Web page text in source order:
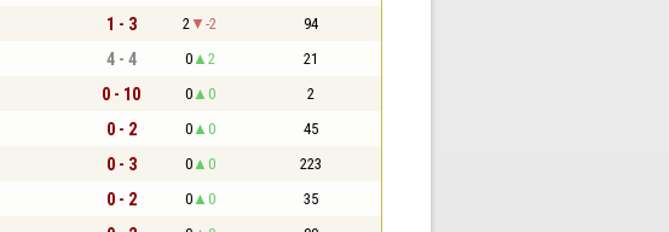
1 - 3 2 -2 94
4 - 4 0 2 21
0 - 10 0 0 2
0 - 2 0 0 45
0 - 3 0 0 223
0 - 2 0 0 35